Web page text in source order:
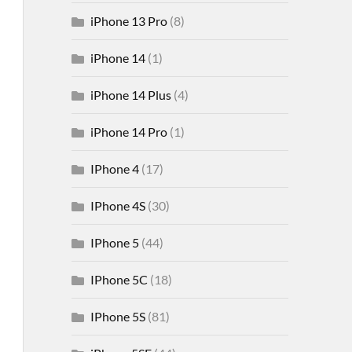
iPhone 13 Pro(8)
iPhone 14(1)
iPhone 14 Plus(4)
iPhone 14 Pro(1)
IPhone 4(17)
IPhone 4S(30)
IPhone 5(44)
IPhone 5C (18)
IPhone 5S(81)